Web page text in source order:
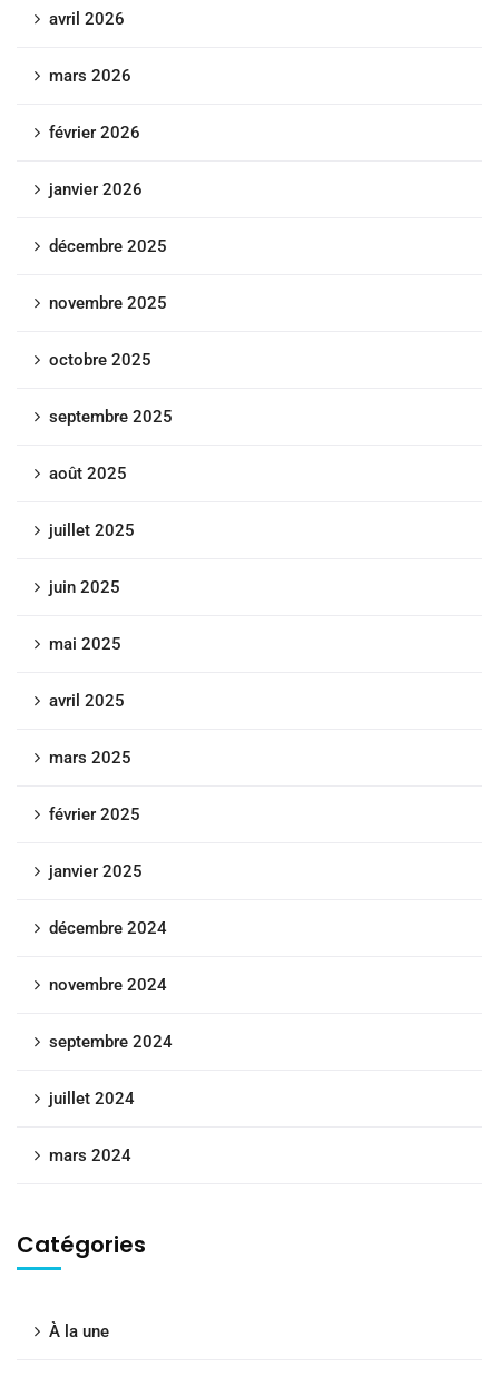
avril 2026
mars 2026
février 2026
janvier 2026
décembre 2025
novembre 2025
octobre 2025
septembre 2025
août 2025
juillet 2025
juin 2025
mai 2025
avril 2025
mars 2025
février 2025
janvier 2025
décembre 2024
novembre 2024
septembre 2024
juillet 2024
mars 2024
Catégories
À la une